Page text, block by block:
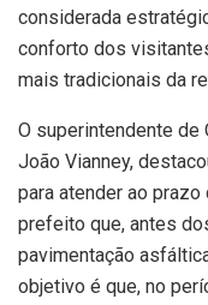
considerada
conforto dos
mais tradicionais da
O superintendente de
João Vianney,
para atender ao
prefeito que, antes
pavimentação
objetivo é que, no